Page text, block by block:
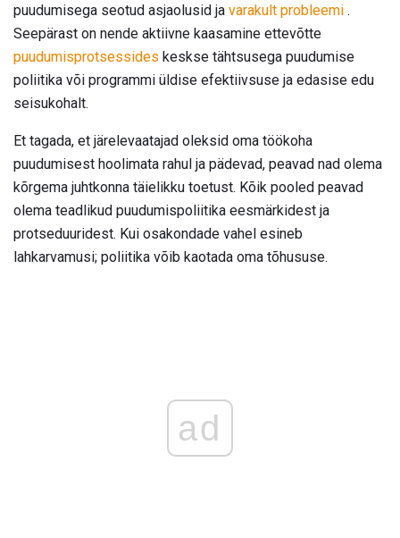
puudumisega seotud asjaolusid ja varakult probleemi .
Seepärast on nende aktiivne kaasamine ettevõtte
puudumisprotsessides keskse tähtsusega puudumise
poliitika või programmi üldise efektiivsuse ja edasise edu
seisukohalt.
Et tagada, et järelevaatajad oleksid oma töökoha
puudumisest hoolimata rahul ja pädevad, peavad nad olema
kõrgema juhtkonna täielikku toetust. Kõik pooled peavad
olema teadlikud puudumispoliitika eesmärkidest ja
protseduuridest. Kui osakondade vahel esineb
lahkarvamusi; poliitika võib kaotada oma tõhususe.
ad